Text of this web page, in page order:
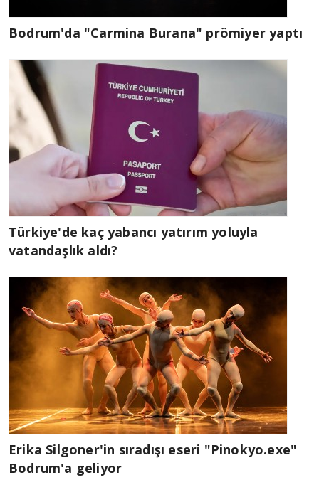
Bodrum'da "Carmina Burana" prömiyer yaptı
Türkiye'de kaç yabancı yatırım yoluyla
vatandaşlık aldı?
Erika Silgoner'in sıradışı eseri "Pinokyo.exe"
Bodrum'a geliyor